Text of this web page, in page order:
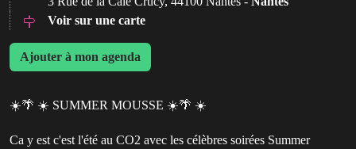
Voir sur une carte
Ajouter à mon agenda
☀️🌴 ☀️ SUMMER MOUSSE ☀️🌴 ☀️
Ca y est c'est l'été au CO2 avec les célèbres soirées Summer